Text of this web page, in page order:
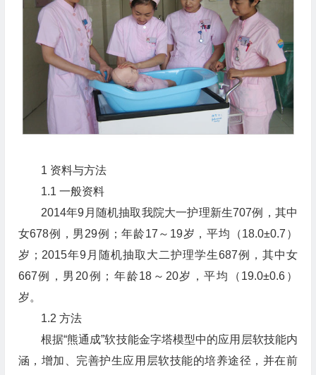
1 资料与方法
1.1 一般资料
2014年9月随机抽取我院大一护理新生707例，其中
女678例，男29例；年龄17～19岁，平均（18.0±0.7）
岁；2015年9月随机抽取大二护理学生687例，其中女
667例，男20例；年龄18～20岁，平均（19.0±0.6）
岁。
1.2 方法
根据“熊通成”软技能金字塔模型中的应用层软技能内
涵，增加、完善护生应用层软技能的培养途径，并在前